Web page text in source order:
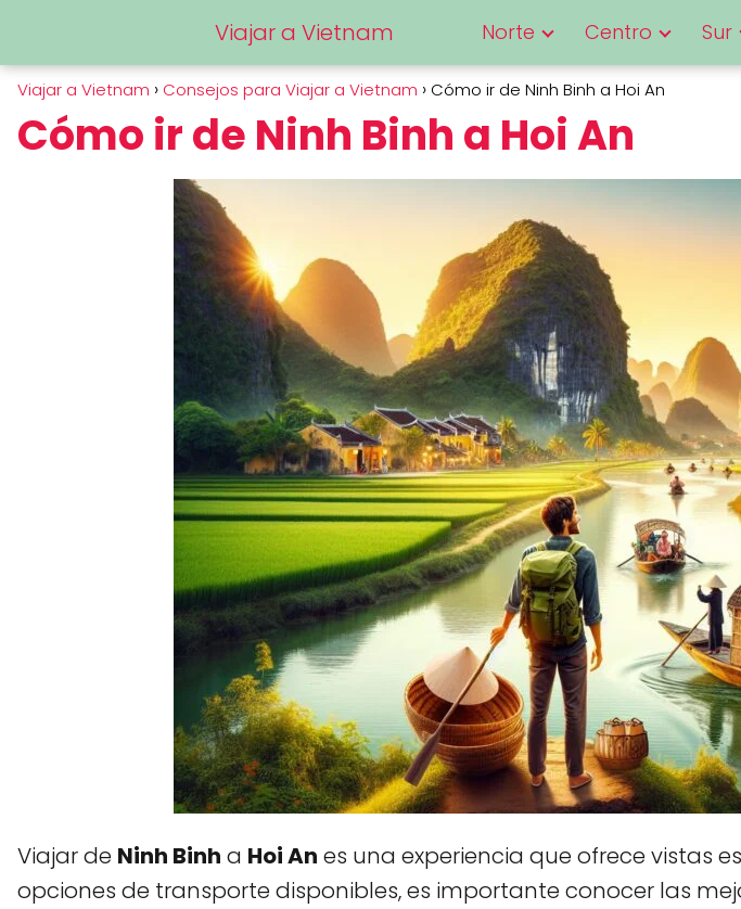
Viajar a Vietnam Norte Centro Sur
Viajar a Vietnam Consejos para Viajar a Vietnam Cómo ir de Ninh Binh a Hoi An
Cómo ir de Ninh Binh a Hoi An
Viajar de Ninh Binh a Hoi An es una experiencia que ofrece vistas
opciones de transporte disponibles, es importante conocer las